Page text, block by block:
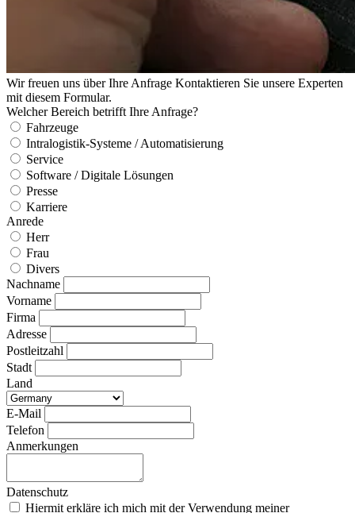
Wir freuen uns über Ihre Anfrage Kontaktieren Sie unsere Experten
mit diesem Formular.
Welcher Bereich betrifft Ihre Anfrage?
Fahrzeuge
Intralogistik-Systeme / Automatisierung
Service
Software / Digitale Lösungen
Presse
Karriere
Anrede
Herr
Frau
Divers
Nachname
Vorname
Firma
Adresse
Postleitzahl
Stadt
Land
E-Mail
Telefon
Anmerkungen
Datenschutz
Hiermit erkläre ich mich mit der Verwendung meiner